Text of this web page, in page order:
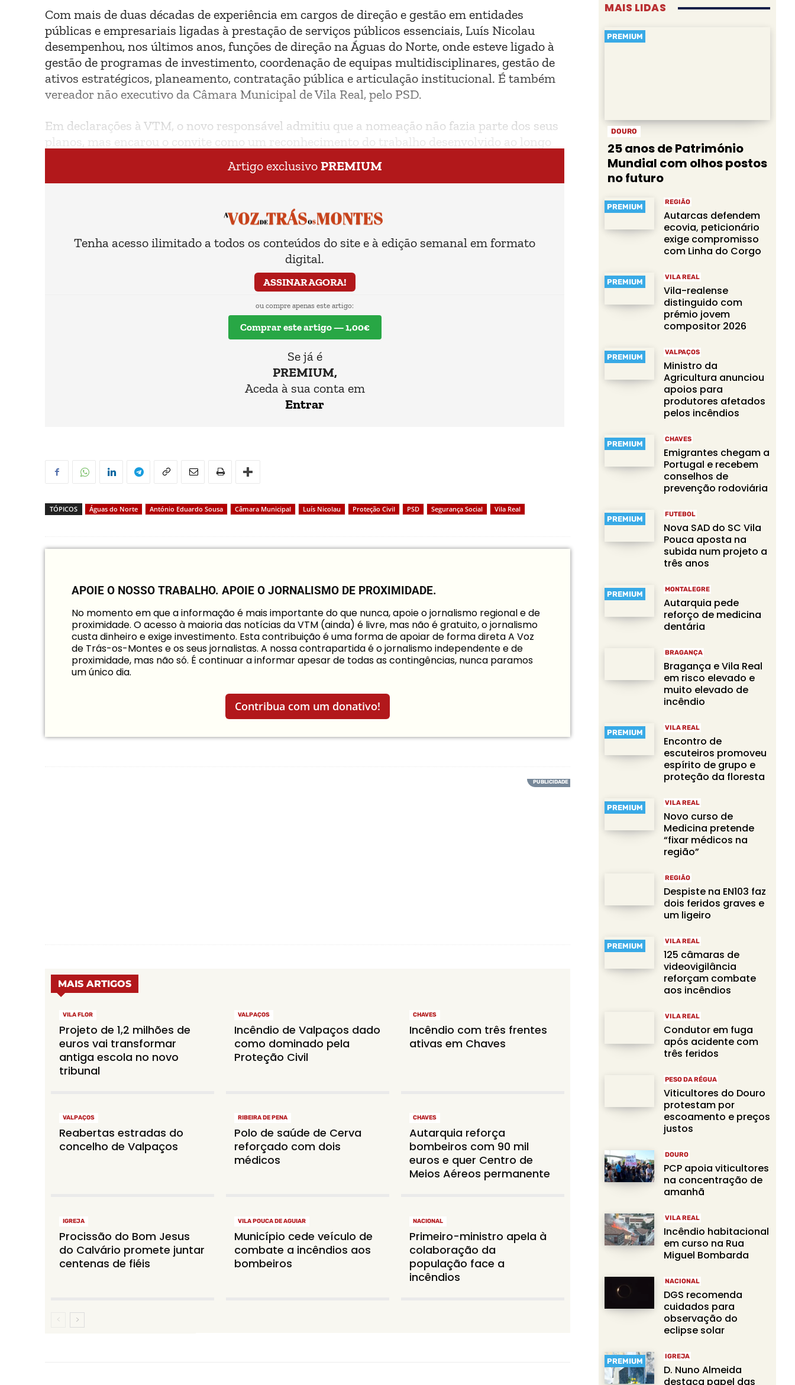
Com mais de duas décadas de experiência em cargos de direção e gestão em entidades
públicas e empresariais ligadas à prestação de serviços públicos essenciais, Luís Nicolau
desempenhou, nos últimos anos, funções de direção na Águas do Norte, onde esteve ligado à
gestão de programas de investimento, coordenação de equipas multidisciplinares, gestão de
ativos estratégicos, planeamento, contratação pública e articulação institucional. É também
vereador não executivo da Câmara Municipal de Vila Real, pelo PSD.
Em declarações à VTM, o novo responsável admitiu que a nomeação não fazia parte dos seus
planos, mas encarou o convite como um reconhecimento do trabalho desenvolvido ao longo
Artigo exclusivoPREMIUM
Tenha acesso ilimitado a todos os conteúdos do site e à edição semanal em formato
digital.
ASSINAR AGORA!
ou compre apenas este artigo:
Comprar este artigo — 1,00€
Se já é
PREMIUM,
Aceda à sua conta em
Entrar
TÓPICOS Águas do Norte António Eduardo Sousa Câmara Municipal Luís Nicolau Proteção Civil PSD Segurança Social Vila Real
APOIE O NOSSO TRABALHO. APOIE O JORNALISMO DE PROXIMIDADE.
No momento em que a informação é mais importante do que nunca, apoie o jornalismo regional e de
proximidade. O acesso à maioria das notícias da VTM (ainda) é livre, mas não é gratuito, o jornalismo
custa dinheiro e exige investimento. Esta contribuição é uma forma de apoiar de forma direta A Voz
de Trás-os-Montes e os seus jornalistas. A nossa contrapartida é o jornalismo independente e de
proximidade, mas não só. É continuar a informar apesar de todas as contingências, nunca paramos
um único dia.
Contribua com um donativo!
MAIS ARTIGOS
VILA FLOR
Projeto de 1,2 milhões de
euros vai transformar
antiga escola no novo
tribunal
VALPAÇOS
Incêndio de Valpaços dado
como dominado pela
Proteção Civil
CHAVES
Incêndio com três frentes
ativas em Chaves
VALPAÇOS
Reabertas estradas do
concelho de Valpaços
RIBEIRA DE PENA
Polo de saúde de Cerva
reforçado com dois
médicos
CHAVES
Autarquia reforça
bombeiros com 90 mil
euros e quer Centro de
Meios Aéreos permanente
IGREJA
Procissão do Bom Jesus
do Calvário promete juntar
centenas de fiéis
VILA POUCA DE AGUIAR
Município cede veículo de
combate a incêndios aos
bombeiros
NACIONAL
Primeiro-ministro apela à
colaboração da
população face a
incêndios
MAIS LIDAS
PREMIUM
DOURO
25 anos de Património
Mundial com olhos postos
no futuro
PREMIUM
REGIÃO
Autarcas defendem
ecovia, peticionário
exige compromisso
com Linha do Corgo
PREMIUM
VILA REAL
Vila-realense
distinguido com
prémio jovem
compositor 2026
PREMIUM
VALPAÇOS
Ministro da
Agricultura anunciou
apoios para
produtores afetados
pelos incêndios
PREMIUM
CHAVES
Emigrantes chegam a
Portugal e recebem
conselhos de
prevenção rodoviária
PREMIUM
FUTEBOL
Nova SAD do SC Vila
Pouca aposta na
subida num projeto a
três anos
PREMIUM
MONTALEGRE
Autarquia pede
reforço de medicina
dentária
BRAGANÇA
Bragança e Vila Real
em risco elevado e
muito elevado de
incêndio
PREMIUM
VILA REAL
Encontro de
escuteiros promoveu
espírito de grupo e
proteção da floresta
PREMIUM
VILA REAL
Novo curso de
Medicina pretende
“fixar médicos na
região”
REGIÃO
Despiste na EN103 faz
dois feridos graves e
um ligeiro
PREMIUM
VILA REAL
125 câmaras de
videovigilância
reforçam combate
aos incêndios
VILA REAL
Condutor em fuga
após acidente com
três feridos
PESO DA RÉGUA
Viticultores do Douro
protestam por
escoamento e preços
justos
DOURO
PCP apoia viticultores
na concentração de
amanhã
VILA REAL
Incêndio habitacional
em curso na Rua
Miguel Bombarda
NACIONAL
DGS recomenda
cuidados para
observação do
eclipse solar
PREMIUM
IGREJA
D. Nuno Almeida
destaca papel das